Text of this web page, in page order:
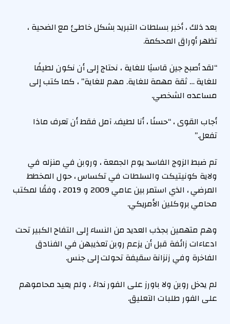
بعد ذلك ، أخبر بسلطات التبريد بشكل خاطئ مع الضحية ،
تظهر أوراق المحكمة.
“لقد أصبح جين قاسيًا للغاية ، نحتاج إلى أن نكون لطيفًا
للغاية … ثقة مهمة للغاية. مهم للغاية” ، كما كتب إلى
مساعده الشخصي.
أجاب القوى ، “حسنًا ، أنا لطيف. آمل فقط أن تعرف ماذا
تفعل.”
تم ضبط الزوج الفاسد يوم الجمعة ، وروبن في منزله في
ولاية كونيتيكت والسلطات في تكساس ، حول المخطط
المرضي ، الذي استمر بين عامي 2009 و 2019 ، وفقًا لمكتب
محامي بروكلين الأمريكي.
وهم متهمين بجذب العديد من النساء إلى التفاح الكبير تحت
ادعاءات زائفة قبل أن يزعم روبن تعذيبهن في الفنادق
الفاخرة وفي زنزانة سقيفة تحولت إلى جنس.
لم يدخل روبن ولا باورز على الفور نداءً ، ولم يعيد محاموهم
على الفور طلبات التعليق.